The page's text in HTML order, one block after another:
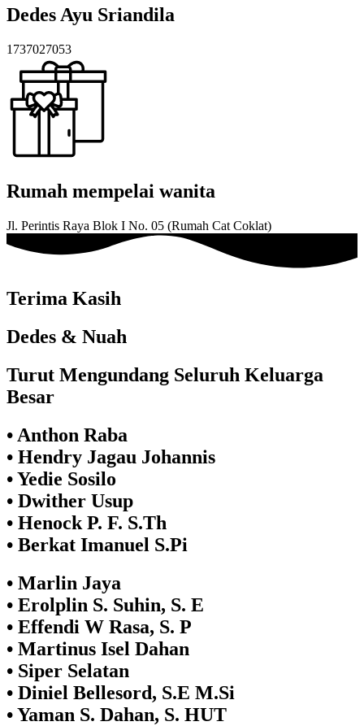
Dedes Ayu Sriandila
1737027053
Rumah mempelai wanita
Jl. Perintis Raya Blok I No. 05 (Rumah Cat Coklat)
Terima Kasih
Dedes & Nuah
Turut Mengundang Seluruh Keluarga
Besar
•⁠ ⁠Anthon Raba
•⁠ ⁠Hendry Jagau Johannis
•⁠ ⁠Yedie Sosilo
•⁠ ⁠Dwither Usup
•⁠ ⁠Henock P. F. S.Th
•⁠ ⁠Berkat Imanuel S.Pi
•⁠ ⁠Marlin Jaya
•⁠ ⁠Erolplin S. Suhin, S. E
•⁠ ⁠Effendi W Rasa, S. P
•⁠ ⁠Martinus Isel Dahan
•⁠ ⁠⁠Siper Selatan
•⁠ ⁠Diniel Bellesord, S.E M.Si
•⁠ ⁠Yaman S. Dahan, S. HUT